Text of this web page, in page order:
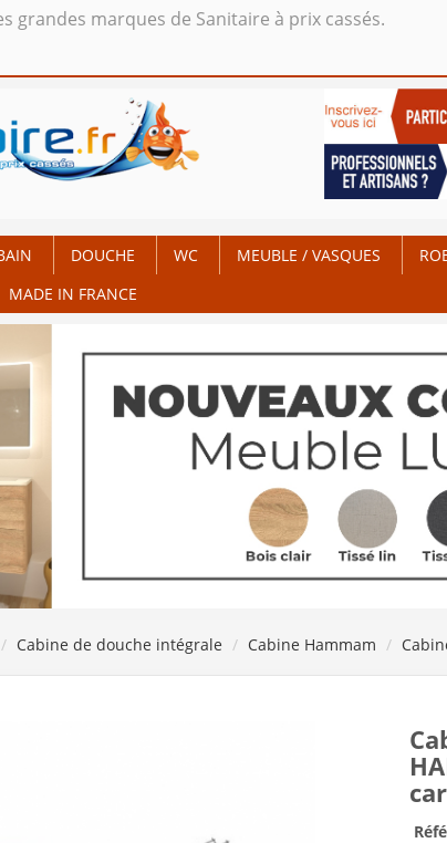
grandes marques de Sanitaire à prix cassés.
DOUCHE WC MEUBLE / VASQUES
MADE IN FRANCE
Cabine de douche intégrale Cabine Hammam